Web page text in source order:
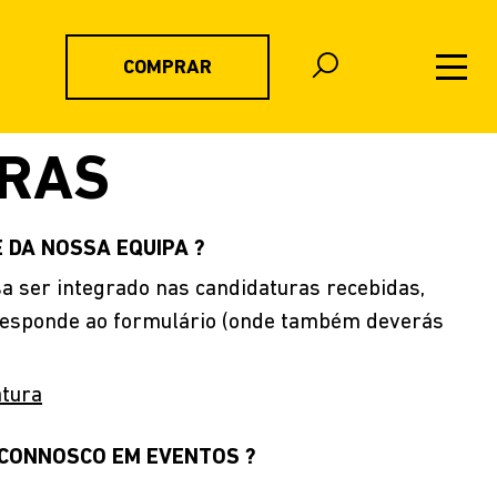
COMPRAR
DA NOSSA EQUIPA ?
ser integrado nas candidaturas recebidas,
ao formulário (onde também deverás
EM EVENTOS ?